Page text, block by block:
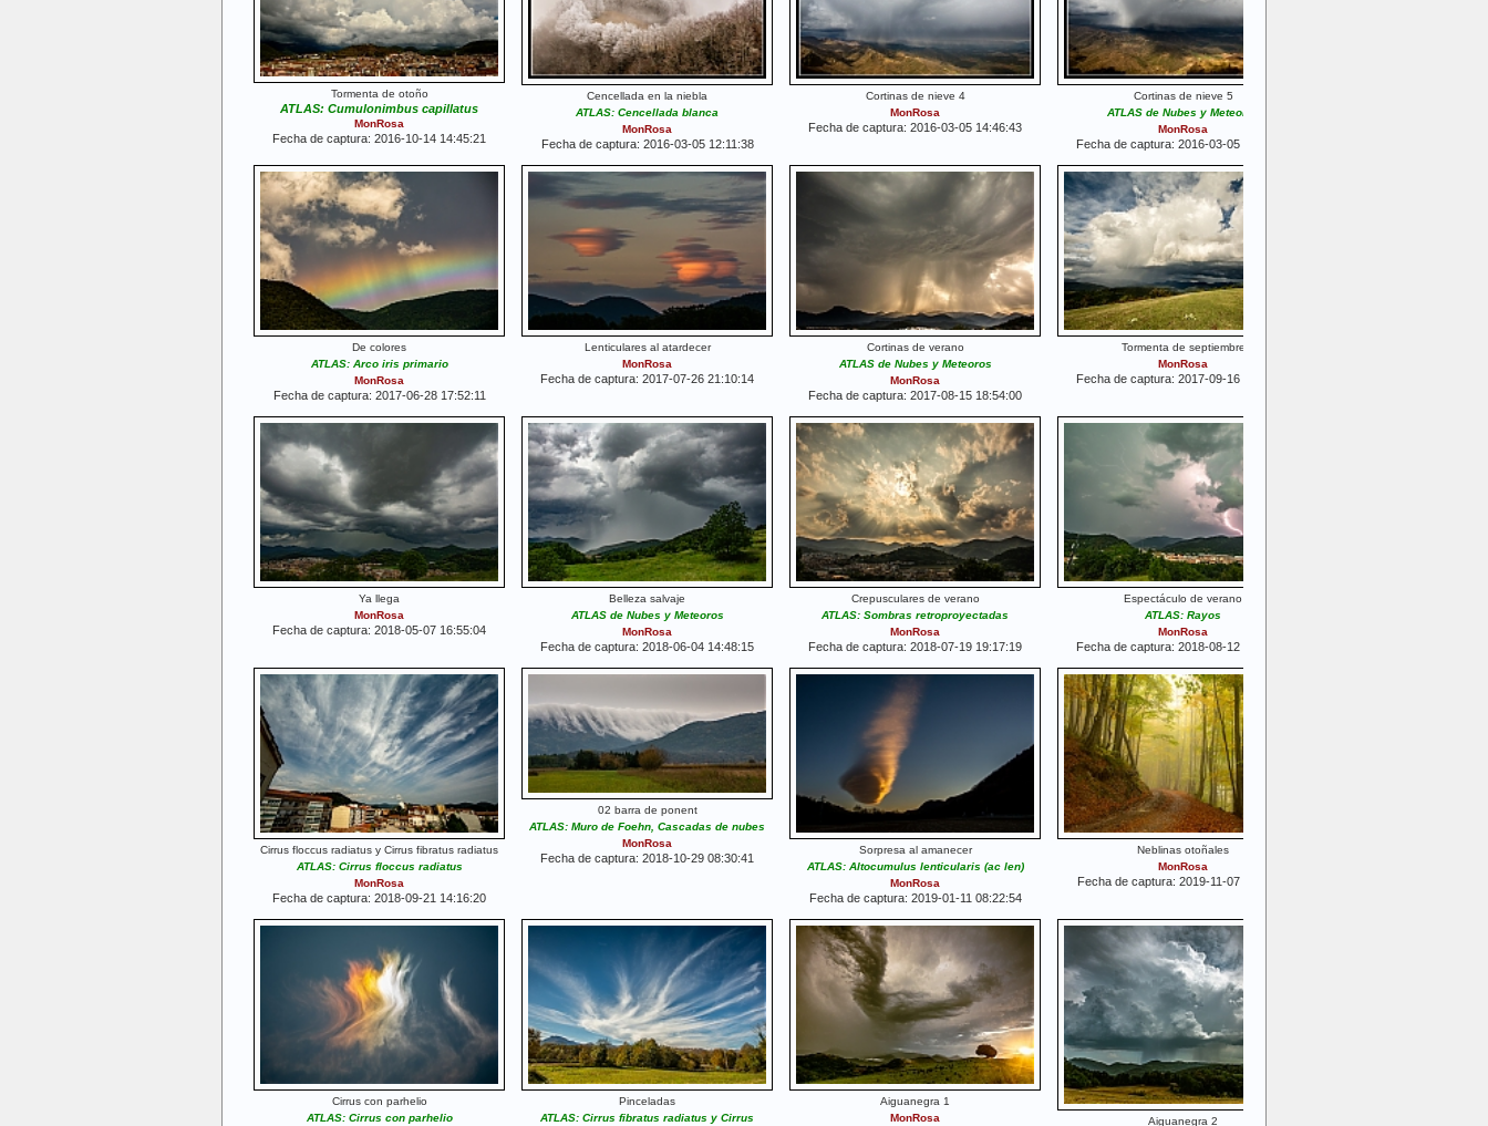
Tormenta de otoño
ATLAS: Cumulonimbus capillatus
MonRosa
Fecha de captura: 2016-10-14 14:45:21
Cencellada en la niebla
ATLAS: Cencellada blanca
MonRosa
Fecha de captura: 2016-03-05 12:11:38
Cortinas de nieve 4
MonRosa
Fecha de captura: 2016-03-05 14:46:43
Cortinas de nieve 5
ATLAS de Nubes y Meteoros
MonRosa
Fecha de captura: 2016-03-05 14:50:39
De colores
ATLAS: Arco iris primario
MonRosa
Fecha de captura: 2017-06-28 17:52:11
Lenticulares al atardecer
MonRosa
Fecha de captura: 2017-07-26 21:10:14
Cortinas de verano
ATLAS de Nubes y Meteoros
MonRosa
Fecha de captura: 2017-08-15 18:54:00
Tormenta de septiembre
MonRosa
Fecha de captura: 2017-09-16 17:09:51
Ya llega
MonRosa
Fecha de captura: 2018-05-07 16:55:04
Belleza salvaje
ATLAS de Nubes y Meteoros
MonRosa
Fecha de captura: 2018-06-04 14:48:15
Crepusculares de verano
ATLAS: Sombras retroproyectadas
MonRosa
Fecha de captura: 2018-07-19 19:17:19
Espectáculo de verano
ATLAS: Rayos
MonRosa
Fecha de captura: 2018-08-12 19:15:26
Cirrus floccus radiatus y Cirrus fibratus radiatus
ATLAS: Cirrus floccus radiatus
MonRosa
Fecha de captura: 2018-09-21 14:16:20
02 barra de ponent
ATLAS: Muro de Foehn, Cascadas de nubes
MonRosa
Fecha de captura: 2018-10-29 08:30:41
Sorpresa al amanecer
ATLAS: Altocumulus lenticularis (ac len)
MonRosa
Fecha de captura: 2019-01-11 08:22:54
Neblinas otoñales
MonRosa
Fecha de captura: 2019-11-07 13:58:31
Cirrus con parhelio
ATLAS: Cirrus con parhelio
Pinceladas
ATLAS: Cirrus fibratus radiatus y Cirrus
Aiguanegra 1
MonRosa
Aiguanegra 2